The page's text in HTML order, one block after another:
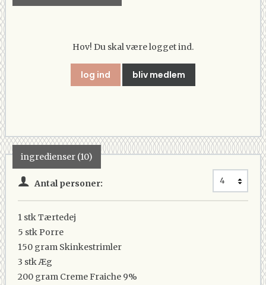
Hov! Du skal være logget ind.
log ind bliv medlem
ingredienser (10)
Antal personer:
1 stkTærtedej
5 stkPorre
150 gram Skinkestrimler
3 stkÆg
200 gram Creme Fraiche 9%